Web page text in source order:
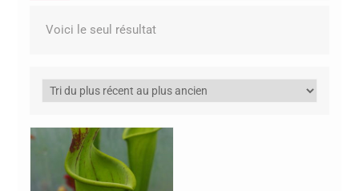
Voici le seul résultat